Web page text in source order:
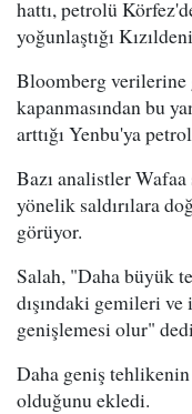
hattı, petrolü
yoğunlaştığı
Bloomberg verilerine
kapanmasından bu
arttığı Yenbu'ya
Bazı analistler Wafaa
yönelik saldırılara
görüyor.
Salah, "Daha büyük
dışındaki gemileri ve
genişlemesi olur"
Daha geniş
olduğunu ekledi.